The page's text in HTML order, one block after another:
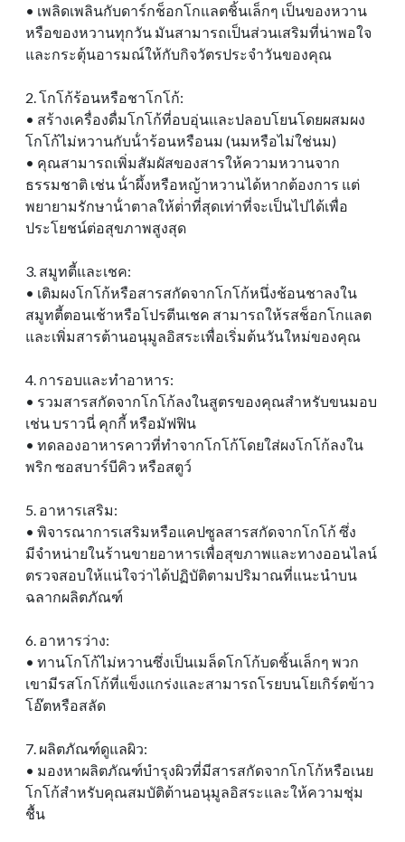
• เพลิดเพลินกับดาร์กช็อกโกแลตชิ้นเล็กๆ เป็นของหวาน
หรือของหวานทุกวัน มันสามารถเป็นส่วนเสริมที่น่าพอใจ
และกระตุ้นอารมณ์ให้กับกิจวัตรประจําวันของคุณ
2. โกโก้ร้อนหรือชาโกโก้:
• สร้างเครื่องดื่มโกโก้ที่อบอุ่นและปลอบโยนโดยผสมผง
โกโก้ไม่หวานกับน้ําร้อนหรือนม (นมหรือไม่ใช่นม)
• คุณสามารถเพิ่มสัมผัสของสารให้ความหวานจาก
ธรรมชาติ เช่น น้ําผึ้งหรือหญ้าหวานได้หากต้องการ แต่
พยายามรักษาน้ําตาลให้ต่ําที่สุดเท่าที่จะเป็นไปได้เพื่อ
ประโยชน์ต่อสุขภาพสูงสุด
3. สมูทตี้และเชค:
• เติมผงโกโก้หรือสารสกัดจากโกโก้หนึ่งช้อนชาลงใน
สมูทตี้ตอนเช้าหรือโปรตีนเชค สามารถให้รสช็อกโกแลต
และเพิ่มสารต้านอนุมูลอิสระเพื่อเริ่มต้นวันใหม่ของคุณ
4. การอบและทําอาหาร:
• รวมสารสกัดจากโกโก้ลงในสูตรของคุณสําหรับขนมอบ
เช่น บราวนี่ คุกกี้ หรือมัฟฟิน
• ทดลองอาหารคาวที่ทําจากโกโก้โดยใส่ผงโกโก้ลงใน
พริก ซอสบาร์บีคิว หรือสตูว์
5. อาหารเสริม:
• พิจารณาการเสริมหรือแคปซูลสารสกัดจากโกโก้ ซึ่ง
มีจําหน่ายในร้านขายอาหารเพื่อสุขภาพและทางออนไลน์
ตรวจสอบให้แน่ใจว่าได้ปฏิบัติตามปริมาณที่แนะนําบน
ฉลากผลิตภัณฑ์
6. อาหารว่าง:
• ทานโกโก้ไม่หวานซึ่งเป็นเมล็ดโกโก้บดชิ้นเล็กๆ พวก
เขามีรสโกโก้ที่แข็งแกร่งและสามารถโรยบนโยเกิร์ตข้าว
โอ๊ตหรือสลัด
7. ผลิตภัณฑ์ดูแลผิว:
• มองหาผลิตภัณฑ์บํารุงผิวที่มีสารสกัดจากโกโก้หรือเนย
โกโก้สําหรับคุณสมบัติต้านอนุมูลอิสระและให้ความชุ่ม
ชื้น